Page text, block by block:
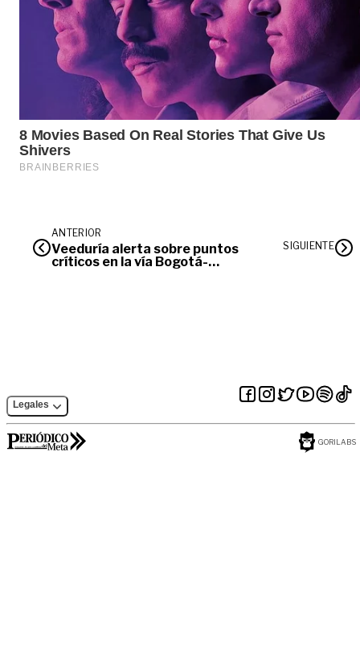
ANTERIOR
Veeduría alerta sobre puntos
críticos en la vía Bogotá-
SIGUIENTE
Legales
GORILABS